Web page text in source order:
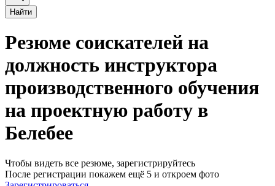
Найти
Резюме соискателей на
должность инструктора
производственного обучения
на проектную работу в
Белебее
Чтобы видеть все резюме, зарегистрируйтесь
После регистрации покажем ещё 5 и откроем фото